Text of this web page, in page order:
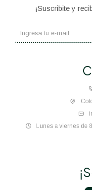
Lunes a viernes de
¡Suscribite y